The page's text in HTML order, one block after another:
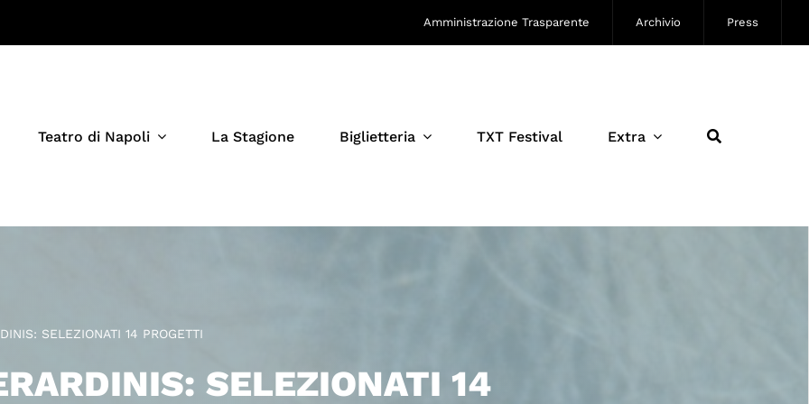
Amministrazione Trasparente Archivio Press
Teatro di Napoli La Stagione Biglietteria TXT Festival Extra
SELEZIONATI 14 PROGETTI
SELEZIONATI 14